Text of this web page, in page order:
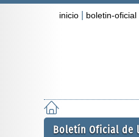
inicio boletin-oficial
Boletín Oficial de